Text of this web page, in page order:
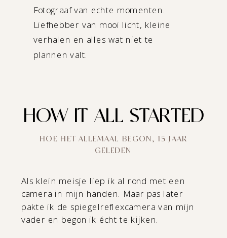
Read the full story
Fotograaf van echte momenten.
Liefhebber van mooi licht, kleine
verhalen en alles wat niet te
plannen valt.
Als klein meisje liep ik al rond met een
camera in mijn handen. Maar pas later
pakte ik de spiegelreflexcamera van mijn
vader en begon ik écht te kijken.
HOW IT ALL STARTED
HOE HET ALLEMAAL BEGON, 15 JAAR
GELEDEN